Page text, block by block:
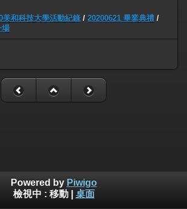
美和科技大學活動紀錄 / 20200621 畢業典禮 /
場
Powered by Piwigo
檢視中 : 移動| 桌面